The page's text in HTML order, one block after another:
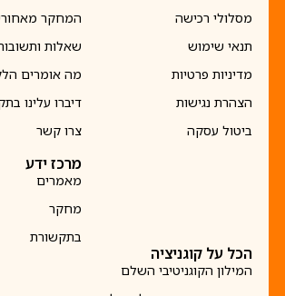
מסלולי רכישה
תנאי שימוש
מדיניות פרטיות
הצהרת נגישות
ביטול עסקה
המחקר
שאלות
מה אומרים
דיברו עלינו
צרו קשר
מרכז ידע
מאמרים
מחקר
בתקשורת
הכל על קוגניציה
המילון הקוגניטיבי השלם